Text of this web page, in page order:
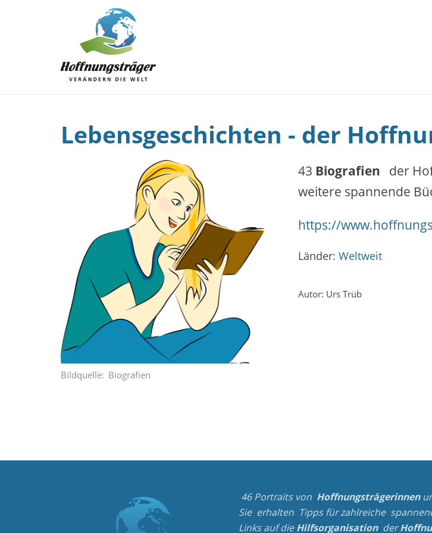
Lebensgeschichten - der
Bildquelle Biografien
43 Biografien der
weitere spannende
https://
Länder: Weltweit
Autor: Urs Trüb
46 Portraits von Hoffnungsträgerinnen
Sie erhalten Tipps für zahlreiche
Links auf dieHilfsorganisation der